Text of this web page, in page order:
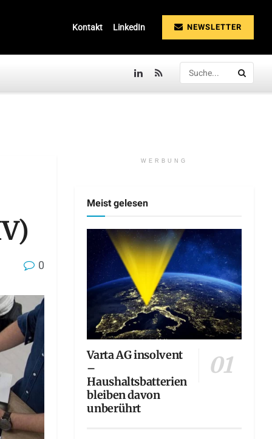
Kontakt LinkedIn NEWSLETTER
0
WERBUNG
Meist gelesen
Varta AG insolvent
–
Haushaltsbatterien
bleiben davon
unberührt